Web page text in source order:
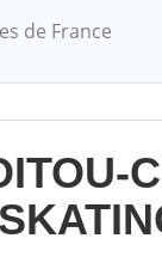
de France